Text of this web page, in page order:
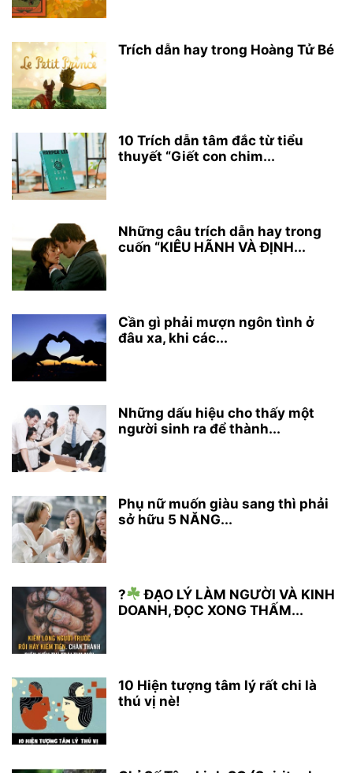
Trích dẫn hay trong Hoàng Tử Bé
10 Trích dẫn tâm đắc từ tiểu
thuyết “Giết con chim...
Những câu trích dẫn hay trong
cuốn “KIÊU HÃNH VÀ ĐỊNH...
Cần gì phải mượn ngôn tình ở
đâu xa, khi các...
Những dấu hiệu cho thấy một
người sinh ra để thành...
Phụ nữ muốn giàu sang thì phải
sở hữu 5 NĂNG...
?
ĐẠO LÝ LÀM NGƯỜI VÀ KINH
DOANH, ĐỌC XONG THẤM...
10 Hiện tượng tâm lý rất chi là
thú vị nè!